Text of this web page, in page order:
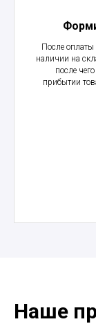
После
наличии на
после
прибытии
Наше